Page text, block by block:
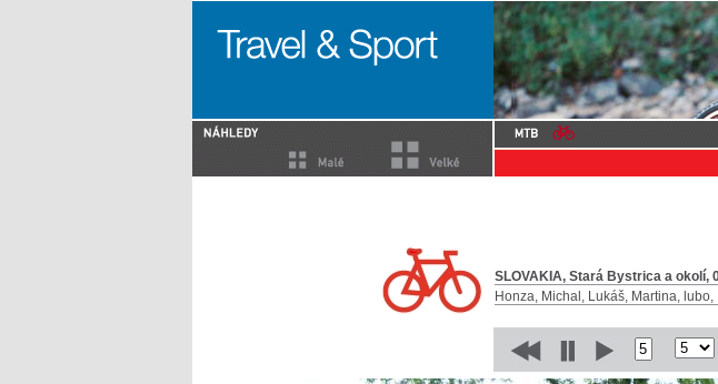
SLOVAKIA, Stará Bystrica a okolí,
Honza, Michal, Lukáš, Martina,